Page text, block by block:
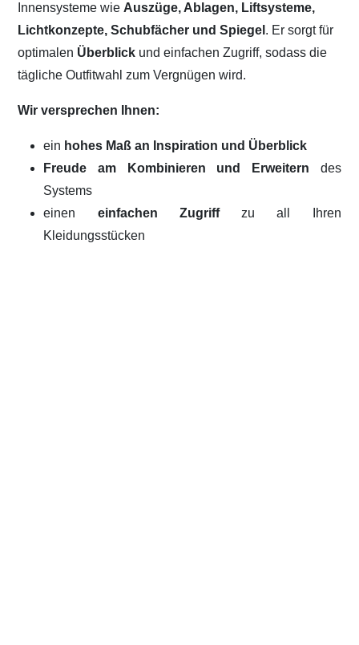
Innensysteme wie Auszüge, Ablagen, Liftsysteme,
Lichtkonzepte, Schubfächer und Spiegel . Er sorgt für
optimalen Überblick und einfachen Zugriff, sodass die
tägliche Outfitwahl zum Vergnügen wird.
Wir versprechen Ihnen:
ein hohes Maß an Inspiration und Überblick
Freude am Kombinieren und Erweitern des
Systems
einen einfachen Zugriffzu all Ihren
Kleidungsstücken